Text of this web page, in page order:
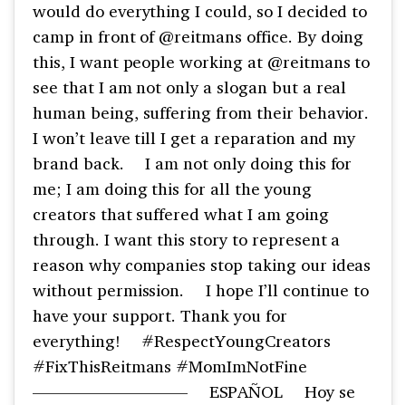
would do everything I could, so I decided to
camp in front of @reitmans office. By doing
this, I want people working at @reitmans to
see that I am not only a slogan but a real
human being, suffering from their behavior.
I won’t leave till I get a reparation and my
brand back. ⠀ I am not only doing this for
me; I am doing this for all the young
creators that suffered what I am going
through. I want this story to represent a
reason why companies stop taking our ideas
without permission. ⠀ I hope I’ll continue to
have your support. Thank you for
everything! ⠀ #RespectYoungCreators
#FixThisReitmans #MomImNotFine ⠀
————————— ⠀ ESPAÑOL ⠀ Hoy se